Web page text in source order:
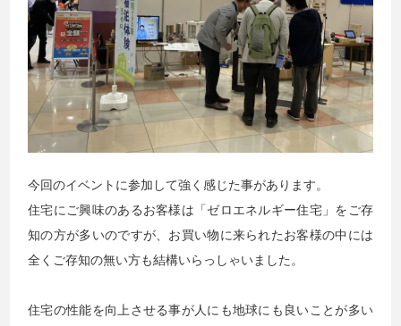
今回のイベントに参加して強く感じた事があります。
住宅にご興味のあるお客様は「ゼロエネルギー住宅」をご存
知の方が多いのですが、お買い物に来られたお客様の中には
全くご存知の無い方も結構いらっしゃいました。
住宅の性能を向上させる事が人にも地球にも良いことが多い